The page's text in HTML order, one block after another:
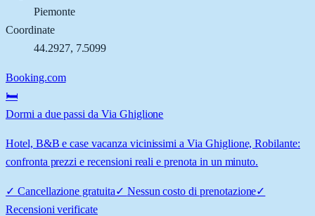
Piemonte
Coordinate
44.2927, 7.5099
Booking.com
🛏️
Dormi a due passi da Via Ghiglione
Hotel, B&B e case vacanza vicinissimi a Via Ghiglione, Robilante:
confronta prezzi e recensioni reali e prenota in un minuto.
✓ Cancellazione gratuita✓ Nessun costo di prenotazione✓
Recensioni verificate